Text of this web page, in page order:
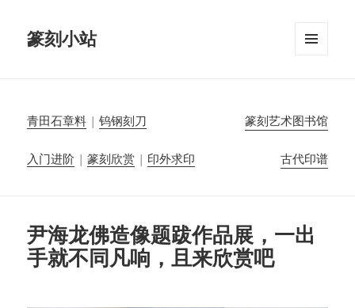
篆刻小站
青田石章料 |钨钢刻刀 篆刻艺术图书馆
入门进阶 |篆刻欣赏 | 印外求印 古代印谱
尹海龙佛造像题跋作品展，一出
手就不同凡响，且来欣赏吧